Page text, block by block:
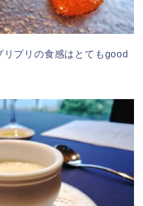
プリの食感はとてもgood